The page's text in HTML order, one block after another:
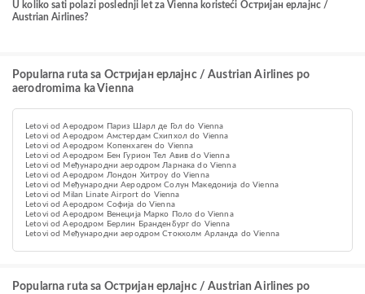
U koliko sati polazi poslednji let za Vienna koristeći Остријан ерлајнс /
Austrian Airlines?
Popularna ruta sa Остријан ерлајнс / Austrian Airlines po
aerodromima ka Vienna
Letovi od Aеродром Париз Шарл де Гол do Vienna
Letovi od Aеродром Амстердам Схипхол do Vienna
Letovi od Аеродром Копенхаген do Vienna
Letovi od Аеродром Бен Гурион Тел Авив do Vienna
Letovi od Међународни аеродром Ларнака do Vienna
Letovi od Аеродром Лондон Хитроу do Vienna
Letovi od Међународни Аеродром Солун Македонија do Vienna
Letovi od Milan Linate Airport do Vienna
Letovi od Аеродром Софија do Vienna
Letovi od Aеродром Венеција Марко Поло do Vienna
Letovi od Аеродром Берлин Бранденбург do Vienna
Letovi od Међународни аеродром Стокхолм Арланда do Vienna
Popularna ruta sa Остријан ерлајнс / Austrian Airlines po